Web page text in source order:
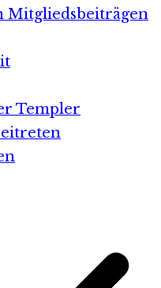
Mitgliedsbeiträgen
Templer